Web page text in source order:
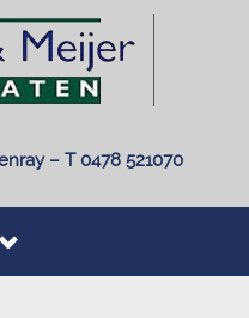
– T 0478 521070